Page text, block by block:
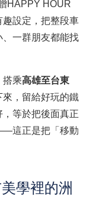
HAPPY HOUR
設定，把整段車
一群朋友都能找
搭乘高雄至台東
來，留給好玩的鐵
等於把後面真正
這正是把「移動
學裡的洲